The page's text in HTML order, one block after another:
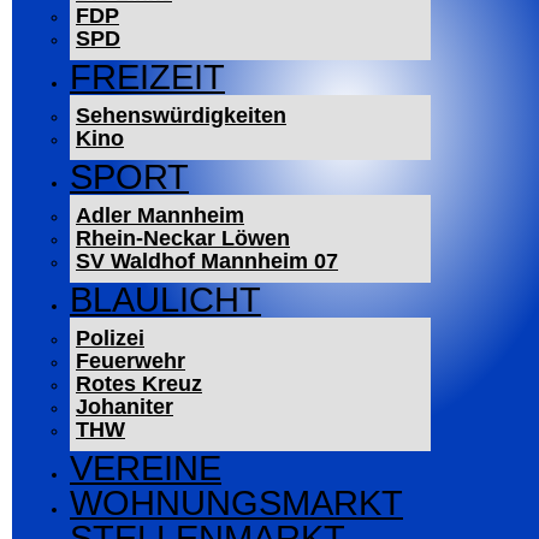
FDP
SPD
FREIZEIT
Sehenswürdigkeiten
Kino
SPORT
Adler Mannheim
Rhein-Neckar Löwen
SV Waldhof Mannheim 07
BLAULICHT
Polizei
Feuerwehr
Rotes Kreuz
Johaniter
THW
VEREINE
WOHNUNGSMARKT